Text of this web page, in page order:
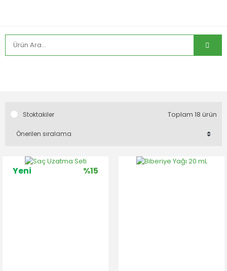
Stoktakiler Toplam 18 ürün
%15
Yeni